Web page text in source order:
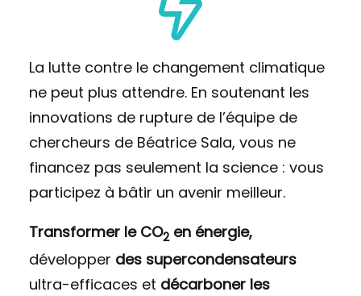
La lutte contre le changement climatique
ne peut plus attendre. En soutenant les
innovations de rupture de l’équipe de
chercheurs de Béatrice Sala, vous ne
financez pas seulement la science : vous
participez à bâtir un avenir meilleur.
Transformer le CO2 en énergie,
développer des supercondensateurs
ultra-efficaces et décarboner les